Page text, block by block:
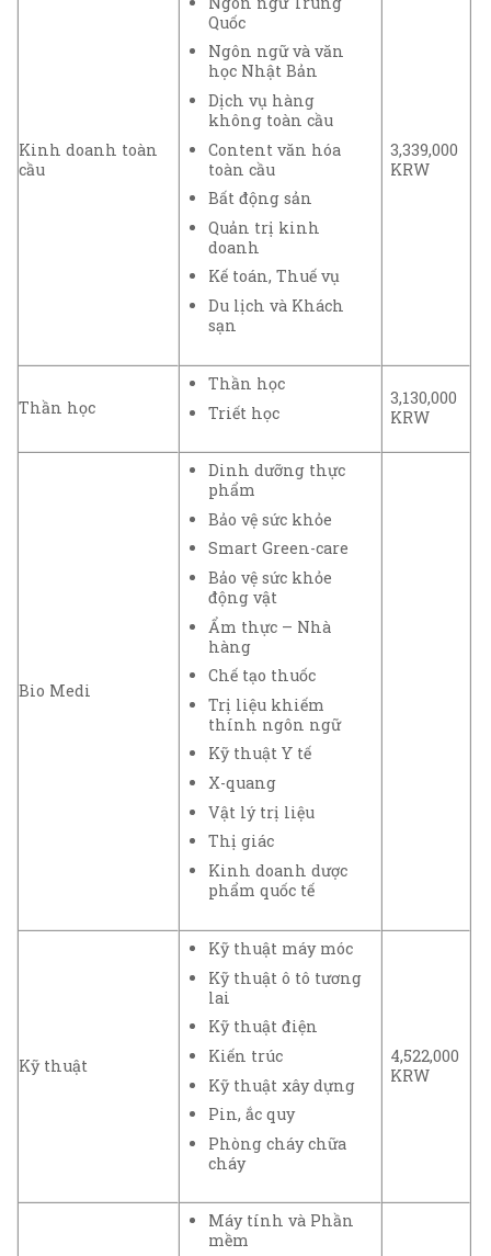
Kinh doanh toàn
cầu
Quốc
Ngôn ngữ và văn
học Nhật Bản
Dịch vụ hàng
không toàn cầu
Content văn hóa
toàn cầu
Bất động sản
Quản trị kinh
doanh
Kế toán, Thuế vụ
Du lịch và Khách
sạn
3,339,000
KRW
Thần học
Thần học
Triết học
3,130,000
KRW
Bio Medi
Dinh dưỡng thực
phẩm
Bảo vệ sức khỏe
Smart Green-care
Bảo vệ sức khỏe
động vật
Ẩm thực – Nhà
hàng
Chế tạo thuốc
Trị liệu khiếm
thính ngôn ngữ
Kỹ thuật Y tế
X-quang
Vật lý trị liệu
Thị giác
Kinh doanh dược
phẩm quốc tế
Kỹ thuật
Kỹ thuật máy móc
Kỹ thuật ô tô tương
lai
Kỹ thuật điện
Kiến trúc
Kỹ thuật xây dựng
Pin, ắc quy
Phòng cháy chữa
cháy
4,522,000
KRW
Máy tính và Phần
mềm